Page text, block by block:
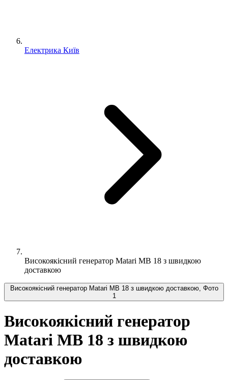
Електрика Київ
Високоякісний генератор Matari MB 18 з швидкою
доставкою
Високоякісний генератор Matari MB 18 з швидкою доставкою, Фото
1
Високоякісний генератор
Matari MB 18 з швидкою
доставкою